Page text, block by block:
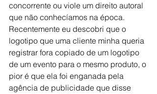
concorrente ou viole um direito autoral
que não conhecíamos na época.
Recentemente eu descobri que o
logotipo que uma cliente minha queria
registrar fora copiado de um logotipo
de um evento para o mesmo produto, o
pior é que ela foi enganada pela
agência de publicidade que disse